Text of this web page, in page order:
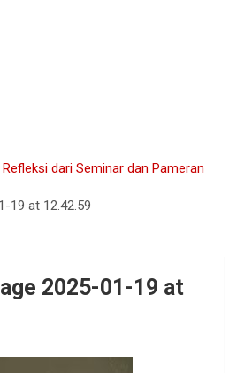
dari Seminar dan Pameran
19 at 12.42.59
2025-01-19 at